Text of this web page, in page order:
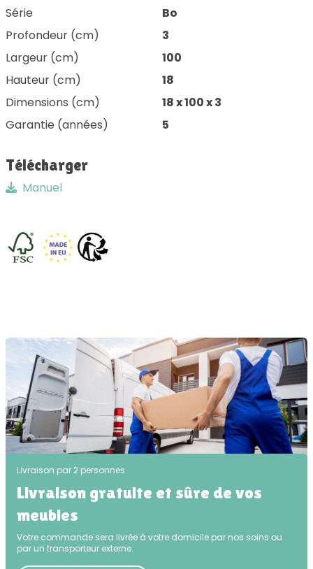
Série
Bo
Profondeur (cm)
3
Largeur (cm)
100
Hauteur (cm)
18
Dimensions (cm)
18 x 100 x 3
Garantie (années)
5
Télécharger
Manuel
Livraison par 2 personnes
Livraison gratuite et sûre de vos
meubles
Votre commande sera livrée à votre domicile par nos soins ou
par un transporteur externe.